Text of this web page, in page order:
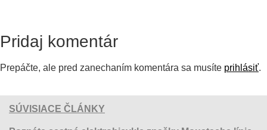
Pridaj komentár
Prepáčte, ale pred zanechaním komentára sa musíte prihlásiť.
SÚVISIACE ČLÁNKY